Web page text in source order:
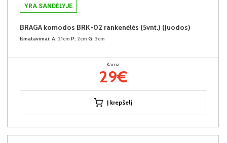
YRA SANDĖLYJE
BRAGA komodos BRK-02 rankenėlės (5vnt.) (Juodos)
Išmatavimai: A: 21cm P: 2cm G: 3cm
Kaina:
29€
Į krepšelį